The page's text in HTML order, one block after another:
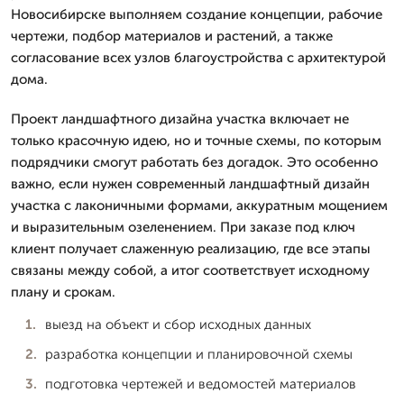
Новосибирске выполняем создание концепции, рабочие
чертежи, подбор материалов и растений, а также
согласование всех узлов благоустройства с архитектурой
дома.
Проект ландшафтного дизайна участка включает не
только красочную идею, но и точные схемы, по которым
подрядчики смогут работать без догадок. Это особенно
важно, если нужен современный ландшафтный дизайн
участка с лаконичными формами, аккуратным мощением
и выразительным озеленением. При заказе под ключ
клиент получает слаженную реализацию, где все этапы
связаны между собой, а итог соответствует исходному
плану и срокам.
выезд на объект и сбор исходных данных
разработка концепции и планировочной схемы
подготовка чертежей и ведомостей материалов